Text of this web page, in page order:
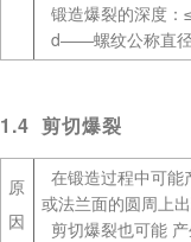
锻造爆裂的深度：
d——螺纹公称直
1.4 剪切爆裂
原
因
在锻造过程中可能
或法兰面的圆周上
剪切爆裂也可能 产